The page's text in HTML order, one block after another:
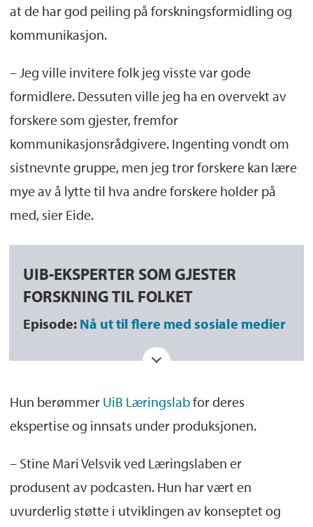
at de har god peiling på forskningsformidling og
kommunikasjon.
– Jeg ville invitere folk jeg visste var gode
formidlere. Dessuten ville jeg ha en overvekt av
forskere som gjester, fremfor
kommunikasjonsrådgivere. Ingenting vondt om
sistnevnte gruppe, men jeg tror forskere kan lære
mye av å lytte til hva andre forskere holder på
med, sier Eide.
UIB-EKSPERTER SOM GJESTER
FORSKNING TIL FOLKET
Episode: Nå ut til flere med sosiale medier
Shuntaro Yamada , ph.d.-kandidat ved
Episode:Det gode foredraget
Åsta Haukås, professor ved Institutt for
fremmedspråk
Hun berømmer UiB Læringslabfor deres
ekspertise og innsats under produksjonen.
– Stine Mari Velsvik ved Læringslaben er
produsent av podcasten. Hun har vært en
uvurderlig støtte i utviklingen av konseptet og